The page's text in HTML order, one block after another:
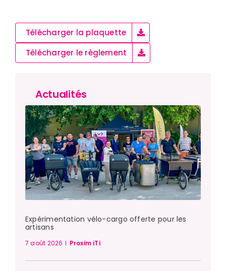
Télécharger la plaquette
Télécharger le règlement
Actualités
Expérimentation vélo-cargo offerte pour les
artisans
7 août 2026 I Proxim iTi